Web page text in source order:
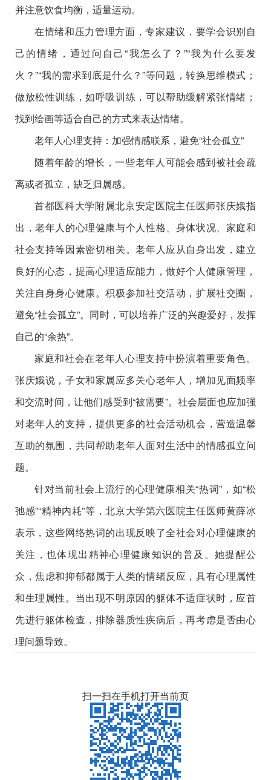
并注意饮食均衡，适量运动。
在情绪和压力管理方面，专家建议，要学会识别自
己的情绪，通过问自己“我怎么了？”“我为什么要发
火？”“我的需求到底是什么？”等问题，转换思维模式；
做放松性训练，如呼吸训练，可以帮助缓解紧张情绪；
找到绘画等适合自己的方式来表达情绪。
老年人心理支持：加强情感联系，避免“社会孤立”
随着年龄的增长，一些老年人可能会感到被社会疏
离或者孤立，缺乏归属感。
首都医科大学附属北京安定医院主任医师张庆娥指
出，老年人的心理健康与个人性格、身体状况、家庭和
社会支持等因素密切相关。老年人应从自身出发，建立
良好的心态，提高心理适应能力，做好个人健康管理，
关注自身身心健康。积极参加社交活动，扩展社交圈，
避免“社会孤立”。同时，可以培养广泛的兴趣爱好，发挥
自己的“余热”。
家庭和社会在老年人心理支持中扮演着重要角色。
张庆娥说，子女和家属应多关心老年人，增加见面频率
和交流时间，让他们感受到“被需要”。社会层面也应加强
对老年人的支持，提供更多的社会活动机会，营造温馨
互助的氛围，共同帮助老年人面对生活中的情感孤立问
题。
针对当前社会上流行的心理健康相关“热词”，如“松
弛感”“精神内耗”等，北京大学第六医院主任医师黄薛冰
表示，这些网络热词的出现反映了全社会对心理健康的
关注，也体现出精神心理健康知识的普及。她提醒公
众，焦虑和抑郁都属于人类的情绪反应，具有心理属性
和生理属性。当出现不明原因的躯体不适症状时，应首
先进行躯体检查，排除器质性疾病后，再考虑是否由心
理问题导致。
扫一扫在手机打开当前页